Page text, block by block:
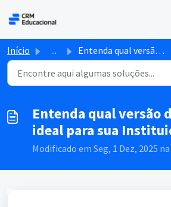
Início ... Entenda qual versão do Wakeme é a ideal para sua Instituição
Entenda qual versão
ideal para sua
Modificado em Seg, 1 Dez, 2025 na